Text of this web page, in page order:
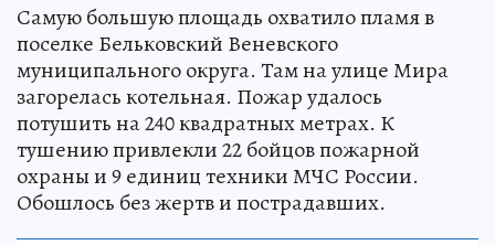
Самую большую площадь охватило пламя в
поселке Бельковский Веневского
муниципального округа. Там на улице Мира
загорелась котельная. Пожар удалось
потушить на 240 квадратных метрах. К
тушению привлекли 22 бойцов пожарной
охраны и 9 единиц техники МЧС России.
Обошлось без жертв и пострадавших.